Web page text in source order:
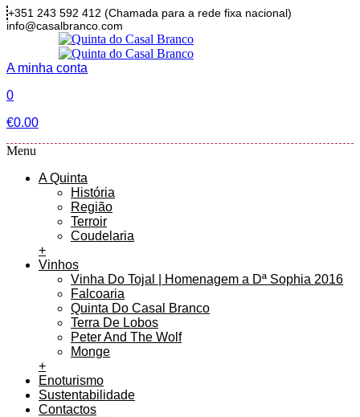
+351 243 592 412 (Chamada para a rede fixa nacional)
info@casalbranco.com
A minha conta
0
€0.00
Menu
A Quinta
História
Região
Terroir
Coudelaria
+
Vinhos
Vinha Do Tojal | Homenagem a Dª Sophia 2016
Falcoaria
Quinta Do Casal Branco
Terra De Lobos
Peter And The Wolf
Monge
+
Enoturismo
Sustentabilidade
Contactos